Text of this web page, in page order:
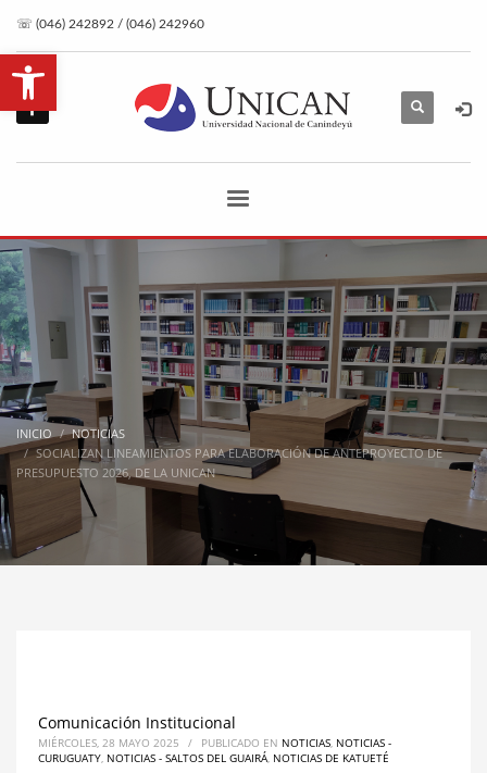
Abrir barra de herramientas
☏ (046) 242892 / (046) 242960
INICIO
NOTICIAS
SOCIALIZAN LINEAMIENTOS PARA ELABORACIÓN DE ANTEPROYECTO DE
PRESUPUESTO 2026, DE LA UNICAN
Comunicación Institucional
MIÉRCOLES, 28 MAYO 2025 / PUBLICADO EN NOTICIAS NOTICIAS -
CURUGUATY NOTICIAS - SALTOS DEL GUAIRÁ NOTICIAS DE KATUETÉ